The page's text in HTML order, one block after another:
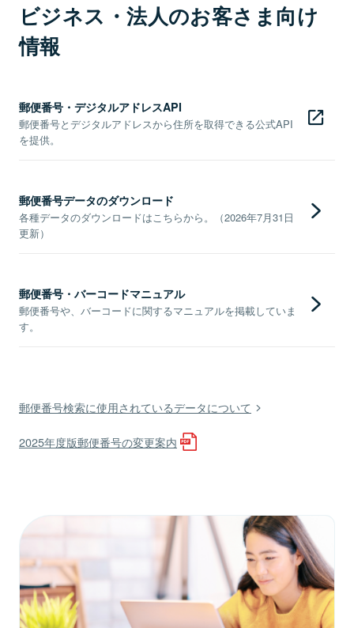
ビジネス・法人のお客さま向け
情報
郵便番号・デジタルアドレスAPI
郵便番号とデジタルアドレスから住所を取得できる公式API
を提供。
郵便番号データのダウンロード
各種データのダウンロードはこちらから。（2026年7月31日
更新）
郵便番号・バーコードマニュアル
郵便番号や、バーコードに関するマニュアルを掲載していま
す。
郵便番号検索に使用されているデータについて
2025年度版郵便番号の変更案内